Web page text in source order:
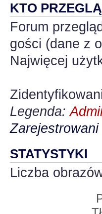
KTO
Forum
gości (dane z
Najwięcej
Legenda:
STATYSTYKI
Liczba